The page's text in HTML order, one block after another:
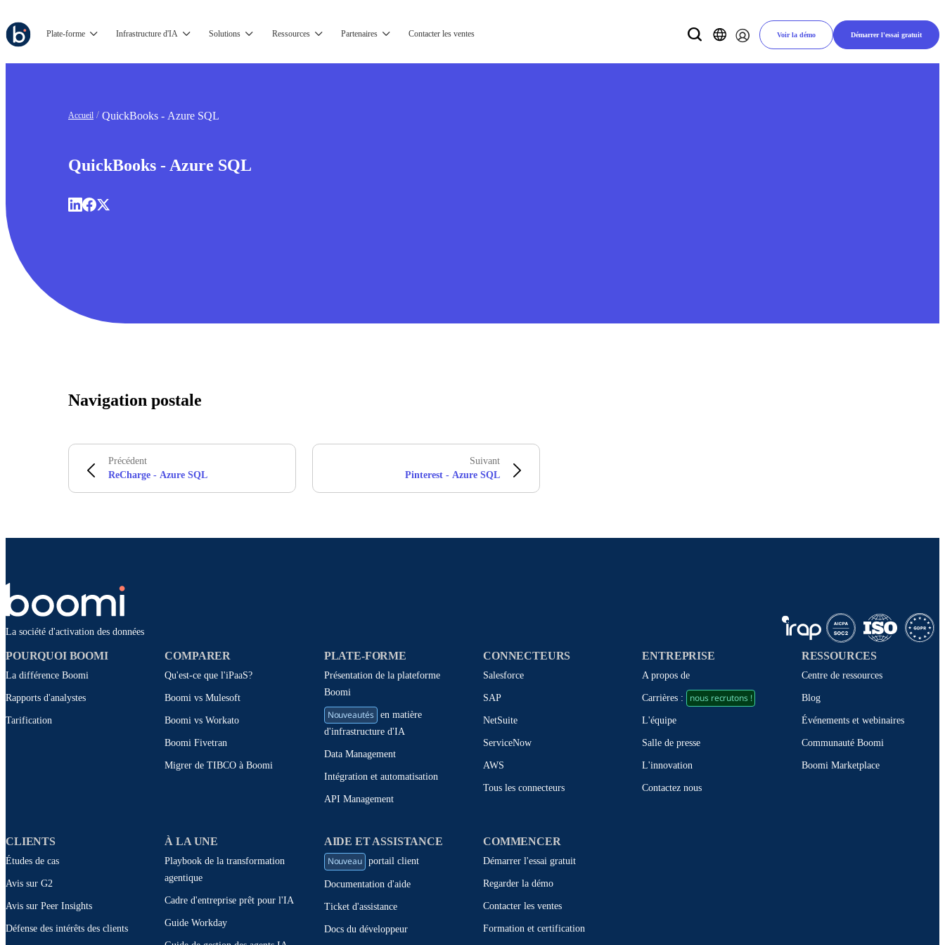
Plate-forme Infrastructure d'IA Solutions Ressources Partenaires Contacter les ventes Voir la démo Démarrer l'essai gratuit
Accueil QuickBooks - Azure SQL
QuickBooks - Azure SQL
Navigation postale
Précédent
ReCharge - Azure SQL
Suivant
Pinterest - Azure SQL
La société d'activation des données
POURQUOI BOOMI
La différence Boomi
Rapports d'analystes
Tarification
COMPARER
Qu'est-ce que l'iPaaS?
Boomi vs Mulesoft
Boomi vs Workato
Boomi Fivetran
Migrer de TIBCO à Boomi
PLATE-FORME
Présentation de la plateforme
Boomi
Nouveautés
en matière
d'infrastructure d'IA
Data Management
Intégration et automatisation
API Management
CONNECTEURS
Salesforce
SAP
NetSuite
ServiceNow
AWS
Tous les connecteurs
ENTREPRISE
A propos de
Carrières : nous recrutons !
L'équipe
Salle de presse
L'innovation
Contactez nous
RESSOURCES
Centre de ressources
Blog
Événements et webinaires
Communauté Boomi
Boomi Marketplace
CLIENTS
Études de cas
Avis sur G2
Avis sur Peer Insights
Défense des intérêts des clients
À LA UNE
Playbook de la transformation
agentique
Cadre d'entreprise prêt pour l'IA
Guide Workday
AIDE ET ASSISTANCE
Nouveau
portail client
Documentation d'aide
Ticket d'assistance
Docs du développeur
COMMENCER
Démarrer l'essai gratuit
Regarder la démo
Contacter les ventes
Formation et certification